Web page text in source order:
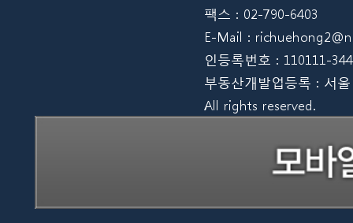
팩스 : 02-790-6403
E-Mail :
인등록번호 : 110111-
부동산개발업등록 : 서
All rights reserved.